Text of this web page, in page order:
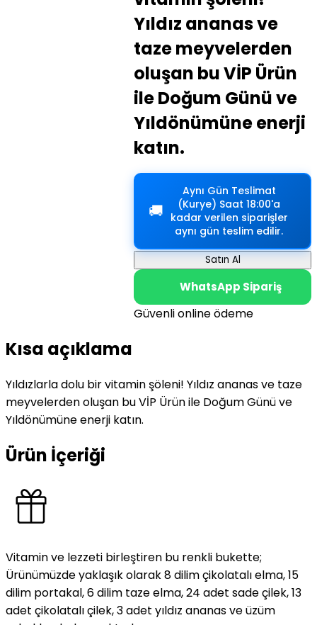
Yıldız ananas ve
taze meyvelerden
oluşan bu VİP Ürün
ile Doğum Günü ve
Yıldönümüne enerji
katın.
🚚
Aynı Gün Teslimat
(Kurye) Saat 18:00'a
kadar verilen siparişler
aynı gün teslim edilir.
Satın Al
WhatsApp Sipariş
Güvenli online ödeme
Kısa açıklama
Yıldızlarla dolu bir vitamin şöleni! Yıldız ananas ve taze
meyvelerden oluşan bu VİP Ürün ile Doğum Günü ve
Yıldönümüne enerji katın.
Ürün İçeriği
Vitamin ve lezzeti birleştiren bu renkli bukette;
Ürünümüzde yaklaşık olarak 8 dilim çikolatalı elma, 15
dilim portakal, 6 dilim taze elma, 24 adet sade çilek, 13
adet çikolatalı çilek, 3 adet yıldız ananas ve üzüm